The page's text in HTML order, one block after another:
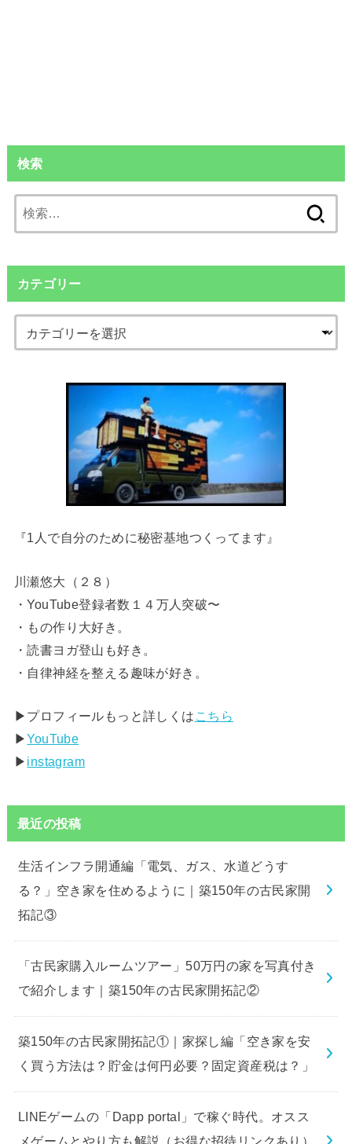
検索
索:
カテゴリー
『1人で自分のために秘密基地つくってます』
川瀬悠大（２８）
・YouTube登録者数１４万人突破〜
・もの作り大好き。
・読書ヨガ登山も好き。
・自律神経を整える趣味が好き。
▶︎プロフィールもっと詳しくは こちら
▶︎YouTube
▶︎ instagram
最近の投稿
生活インフラ開通編「電気、ガス、水道どうす
る？」空き家を住めるように｜築150年の古民家開
拓記③
「古民家購入ルームツアー」50万円の家を写真付き
で紹介します｜築150年の古民家開拓記②
築150年の古民家開拓記①｜家探し編「空き家を安
く買う方法は？貯金は何円必要？固定資産税は？」
LINEゲームの「Dapp portal」で稼ぐ時代。オスス
メゲームとやり方も解説（お得な招待リンクあり）